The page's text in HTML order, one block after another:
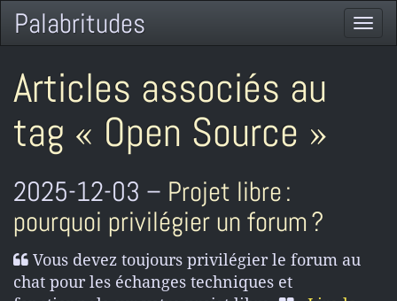
Palabritudes
Articles associés au
tag « Open Source »
2025-12-03 – Projet libre :
pourquoi privilégier un forum ?
Vous devez toujours privilégier le forum au
chat pour les échanges techniques et